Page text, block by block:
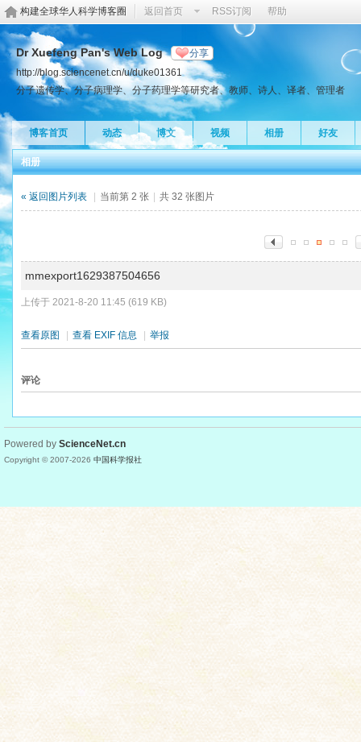
构建全球华人科学博客圈 返回首页 RSS订阅 帮助
Dr Xuefeng Pan's Web Log 分享
http://blog.sciencenet.cn/u/duke01361
分子遗传学、分子病理学、分子药理学等研究者、教师、诗人、译者、管理者
博客首页 动态 博文 视频 相册 好友
相册
« 返回图片列表 当前第 2 张 共 32 张图片
mmexport1629387504656
上传于 2021-8-20 11:45 (619 KB)
查看原图 查看 EXIF 信息 举报
评论
Powered by ScienceNet.cn
Copyright © 2007-2026 中国科学报社